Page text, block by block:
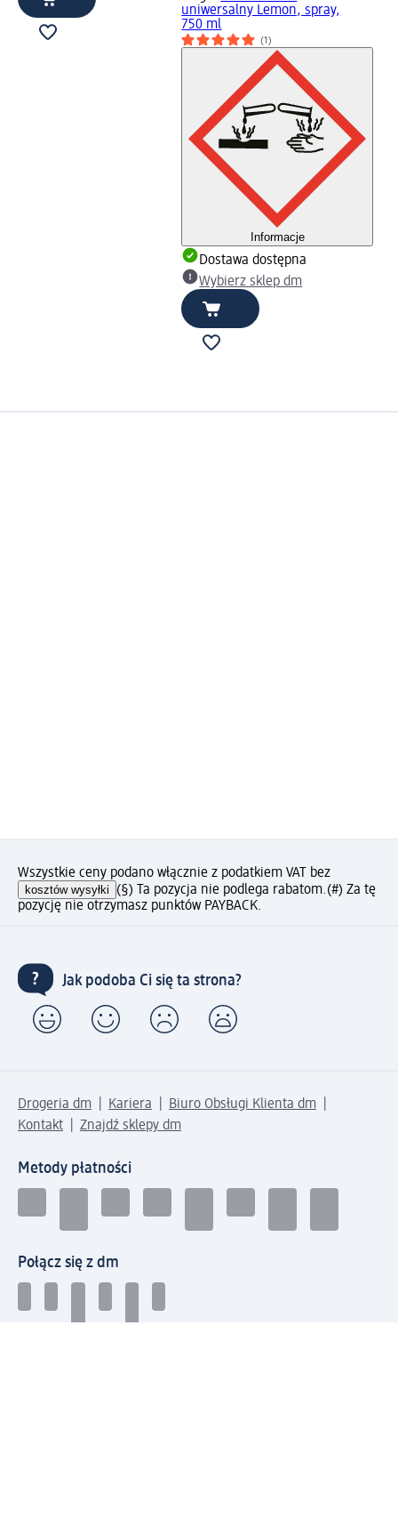
uniwersalny Lemon, spray,
750 ml
(1)
Informacje
Dostawa dostępna
Wybierz sklep dm
Wszystkie ceny podano włącznie z podatkiem VAT bez
kosztów wysyłki (§) Ta pozycja nie podlega rabatom.(#) Za tę
pozycję nie otrzymasz punktów PAYBACK.
Jak podoba Ci się ta strona?
Drogeria dm Kariera
Biuro Obsługi Klienta dm
Kontakt
Znajdź sklepy dm
Metody płatności
Połącz się z dm